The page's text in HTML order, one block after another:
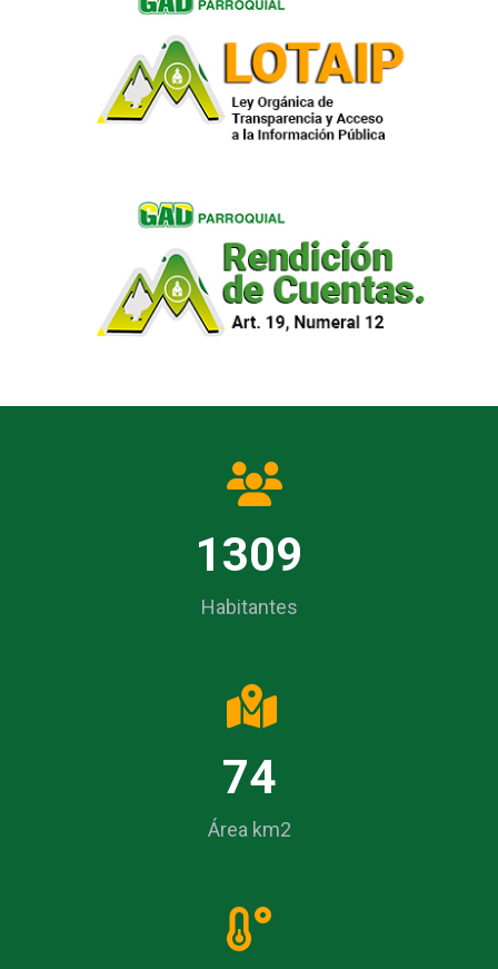
1309
Habitantes
74
Área km2